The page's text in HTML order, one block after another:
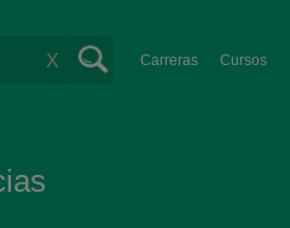
Carreras Cursos
X